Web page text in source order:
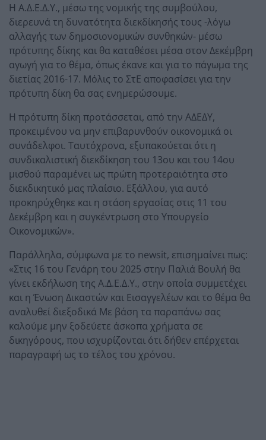
Η Α.Δ.Ε.Δ.Υ., μέσω της νομικής της συμβούλου,
διερευνά τη δυνατότητα διεκδίκησής τους -λόγω
αλλαγής των δημοσιονομικών συνθηκών- μέσω
πρότυπης δίκης και θα καταθέσει μέσα στον Δεκέμβρη
αγωγή για το θέμα, όπως έκανε και για το πάγωμα της
διετίας 2016-17. Μόλις το ΣτΕ αποφασίσει για την
πρότυπη δίκη θα σας ενημερώσουμε.
Η πρότυπη δίκη προτάσσεται, από την ΑΔΕΔΥ,
προκειμένου να μην επιβαρυνθούν οικονομικά οι
συνάδελφοι. Ταυτόχρονα, εξυπακούεται ότι η
συνδικαλιστική διεκδίκηση του 13ου και του 14ου
μισθού παραμένει ως πρώτη προτεραιότητα στο
διεκδικητικό μας πλαίσιο. Εξάλλου, για αυτό
προκηρύχθηκε και η στάση εργασίας στις 11 του
Δεκέμβρη και η συγκέντρωση στο Υπουργείο
Οικονομικών».
Παράλληλα, σύμφωνα με το newsit, επισημαίνει πως:
«Στις 16 του Γενάρη του 2025 στην Παλιά Βουλή θα
γίνει εκδήλωση της Α.Δ.Ε.Δ.Υ., στην οποία συμμετέχει
και η Ένωση Δικαστών και Εισαγγελέων και το θέμα θα
αναλυθεί διεξοδικά Με βάση τα παραπάνω σας
καλούμε μην ξοδεύετε άσκοπα χρήματα σε
δικηγόρους, που ισχυρίζονται ότι δήθεν επέρχεται
παραγραφή ως το τέλος του χρόνου.